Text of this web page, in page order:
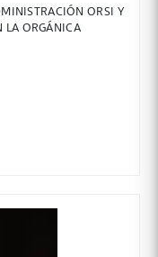
ORSI Y
LA ORGÁNICA